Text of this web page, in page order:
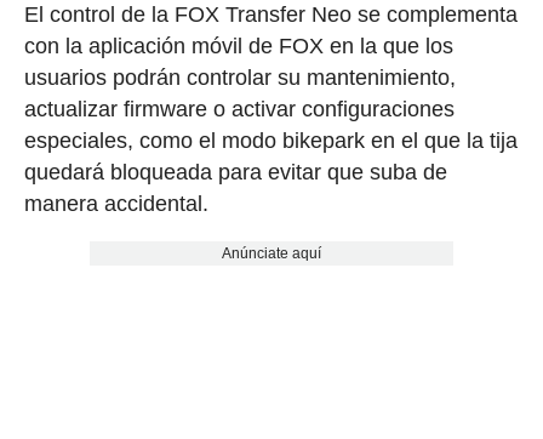
El control de la FOX Transfer Neo se complementa
con la aplicación móvil de FOX en la que los
usuarios podrán controlar su mantenimiento,
actualizar firmware o activar configuraciones
especiales, como el modo bikepark en el que la tija
quedará bloqueada para evitar que suba de
manera accidental.
Anúnciate aquí